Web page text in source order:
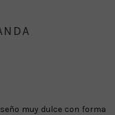
muy dulce con forma